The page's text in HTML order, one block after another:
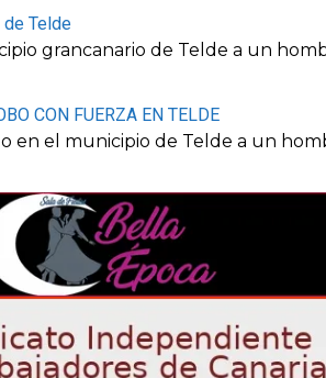
Telde
grancanario de Telde a un
CON FUERZA EN TELDE
en el municipio de Telde a un